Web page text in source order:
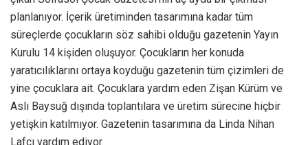
planlanıyor. İçerik üretiminden tasarımına kadar tüm
süreçlerde çocukların söz sahibi olduğu gazetenin Yayın
Kurulu 14 kişiden oluşuyor. Çocukların her konuda
yaratıcılıklarını ortaya koyduğu gazetenin tüm çizimleri de
yine çocuklara ait. Çocuklara yardım eden Zişan Kürüm ve
Aslı Baysuğ dışında toplantılara ve üretim sürecine hiçbir
yetişkin katılmıyor. Gazetenin tasarımına da Linda Nihan
Lafcı yardım ediyor.